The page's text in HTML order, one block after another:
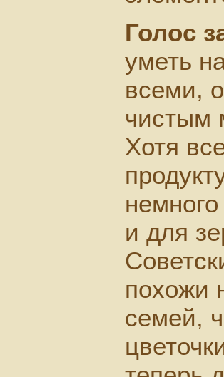
Голос
уметь
всеми,
чистым
Хотя
и для
похожи
семей,